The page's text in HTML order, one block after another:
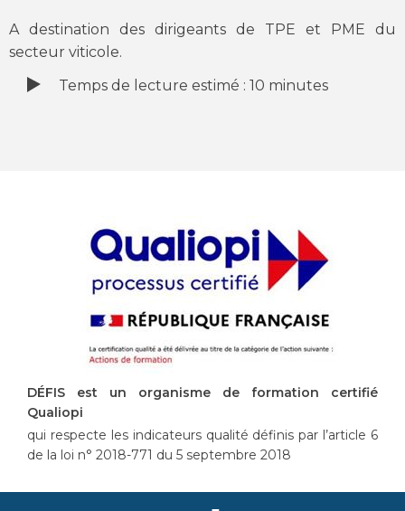
A destination des dirigeants de TPE et PME du
secteur viticole.
Temps de lecture estimé : 10 minutes
DÉFIS est un organisme de formation certifié
Qualiopi
qui respecte les indicateurs qualité définis par l’article 6
de la loi n° 2018-771 du 5 septembre 2018